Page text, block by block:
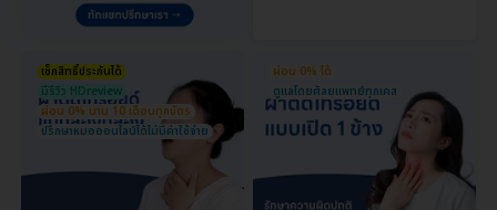
เช็กสิทธิ์ประกันได้
มีรีวิว HDreview
ผ่อน 0% นาน 10 เดือนทุกบัตร
ปรึกษาหมอออนไลน์ได้ไม่มีค่าใช้จ่าย
ผ่อน 0% ได้
ดูแลโดยศัลยแพทย์ทุกเคส